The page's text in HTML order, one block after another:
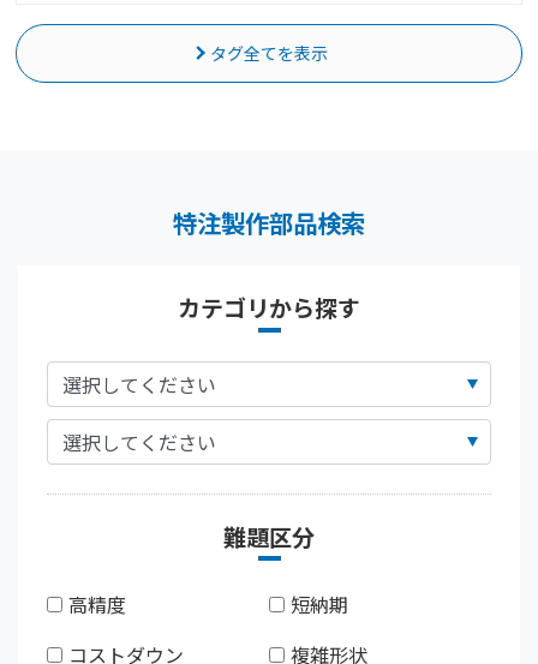
タグ全てを表示
特注製作部品検索
カテゴリから探す
難題区分
高精度
短納期
コストダウン
複雑形状